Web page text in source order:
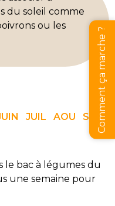
du soleil comme
ou les
JUIL AOU
SEP
le bac à légumes du
une semaine pour
Comment ça marche ?